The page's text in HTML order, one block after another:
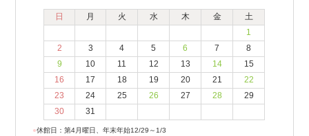
日 月 火 水 木 金
土
1
2
3 4 5 6 7
8
9
10 11 12 13 14
15
16
17 18 19 20 21
22
23
24 25 26 27 28
29
30
31
●休館日：第4月曜日、年末年始12/29～1/3